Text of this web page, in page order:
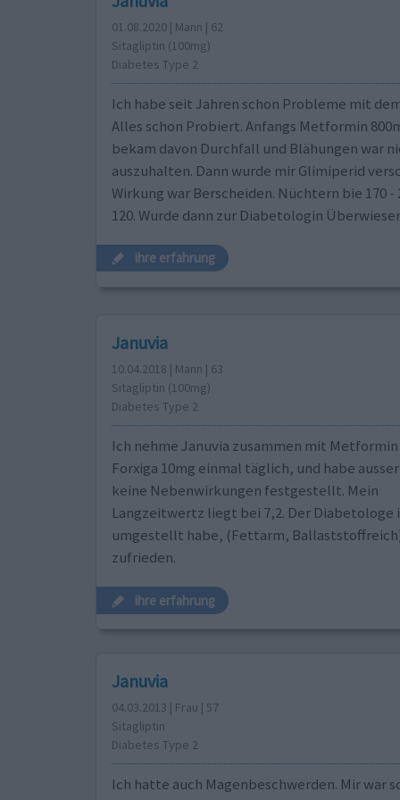
01.08.2020 | Mann | 62
Sitagliptin (100mg)
Diabetes Type 2
Ich habe seit Jahren schon Probleme mit
Alles schon Probiert. Anfangs Metformin
bekam davon Durchfall und Blähungen war
auszuhalten. Dann wurde mir Glimiperid
Wirkung war Berscheiden. Nüchtern bie 170
120. Wurde dann zur Diabetologin
ihre erfahrung
Januvia
10.04.2018 | Mann | 63
Sitagliptin (100mg)
Diabetes Type 2
Ich nehme Januvia zusammen mit Metformin
Forxiga 10mg einmal täglich, und habe
keine Nebenwirkungen festgestellt. Mein
Langzeitwertz liegt bei 7,2. Der
umgestellt habe, (Fettarm,
zufrieden.
ihre erfahrung
Januvia
04.03.2013 | Frau | 57
Sitagliptin
Diabetes Type 2
Ich hatte auch Magenbeschwerden. Mir war